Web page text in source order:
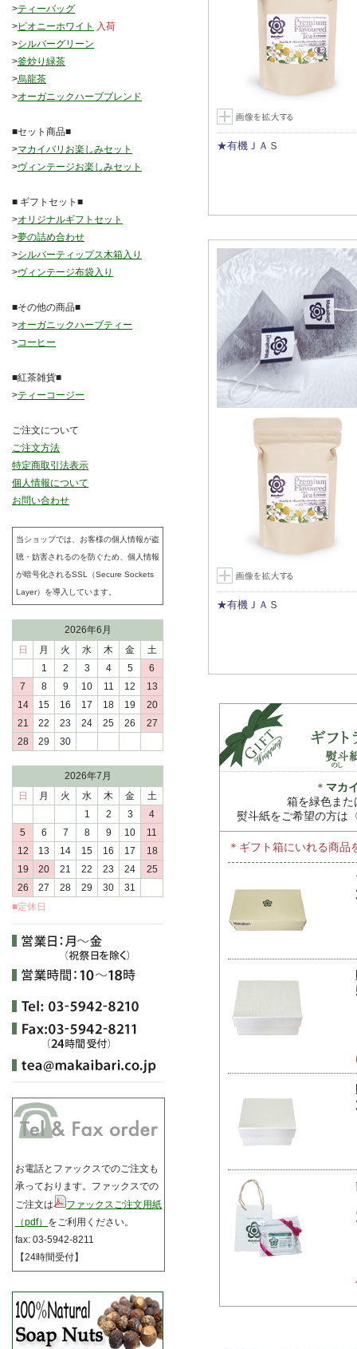
>ティーバッグ
>ピオニーホワイト 入荷
>シルバーグリーン
>釜炒り緑茶
>烏龍茶
>オーガニックハーブブレンド
■セット商品■
>マカイバリお楽しみセット
>ヴィンテージお楽しみセット
■ ギフトセット■
>オリジナルギフトセット
>夢の詰め合わせ
>シルバーティップス木箱入り
>ヴィンテージ布袋入り
■その他の商品■
>オーガニックハーブティー
>コーヒー
■紅茶雑貨■
>ティーコージー
ご注文について
ご注文方法
特定商取引法表示
個人情報について
お問い合わせ
当ショップでは、お客様の個人情報が盗
聴・妨害されるのを防ぐため、個人情報
が暗号化されるSSL（Secure Sockets
Layer）を導入しています。
2026年6月
日
月 火 水 木 金
土
1
2 3 4 5
6
7
8 9 10 11 12
13
14
15 16 17 18 19
20
21
22 23 24 25 26
27
28
29 30
2026年7月
日
月 火 水 木 金
土
1
2 3
4
5
6 7 8 9 10
11
12
13 14 15 16 17
18
19
20 21 22 23 24
25
26
27 28 29 30
31
■定休日
お電話とファックスでのご注文も
承っております。ファックスでの
ご注文は
ファックスご注文用紙
（pdf） をご利用ください。
fax: 03-5942-8211
【24時間受付】
★有機ＪＡＳ
★有機ＪＡＳ
＊ マカ
箱を緑色ま
熨斗紙をご希望の方は
＊ギフト箱にいれる商品